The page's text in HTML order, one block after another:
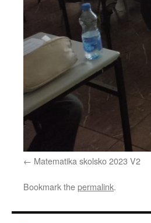
Matematika skolsko 2023 V2
Bookmark thepermalink.